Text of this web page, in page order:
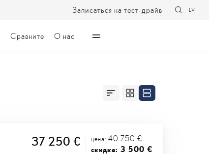
Сравните О нас
Записаться на тест-драйв LV
37 250 € цена: 40 750 €
скидка: 3 500 €